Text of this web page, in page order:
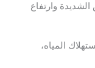
وارتفاع
المياه،